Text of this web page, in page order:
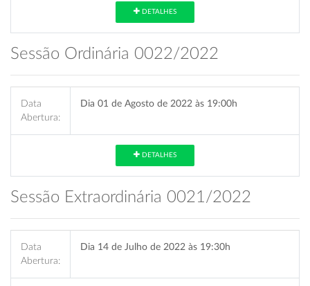
DETALHES
Sessão Ordinária 0022/2022
Data
Abertura:
Dia 01 de Agosto de 2022 às 19:00h
DETALHES
Sessão Extraordinária 0021/2022
Data
Abertura:
Dia 14 de Julho de 2022 às 19:30h